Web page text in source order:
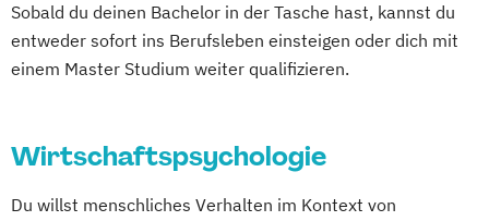
Sobald du deinen Bachelor in der Tasche hast, kannst du
entweder sofort ins Berufsleben einsteigen oder dich mit
einem Master Studium weiter qualifizieren.
Wirtschaftspsychologie
Du willst menschliches Verhalten im Kontext von